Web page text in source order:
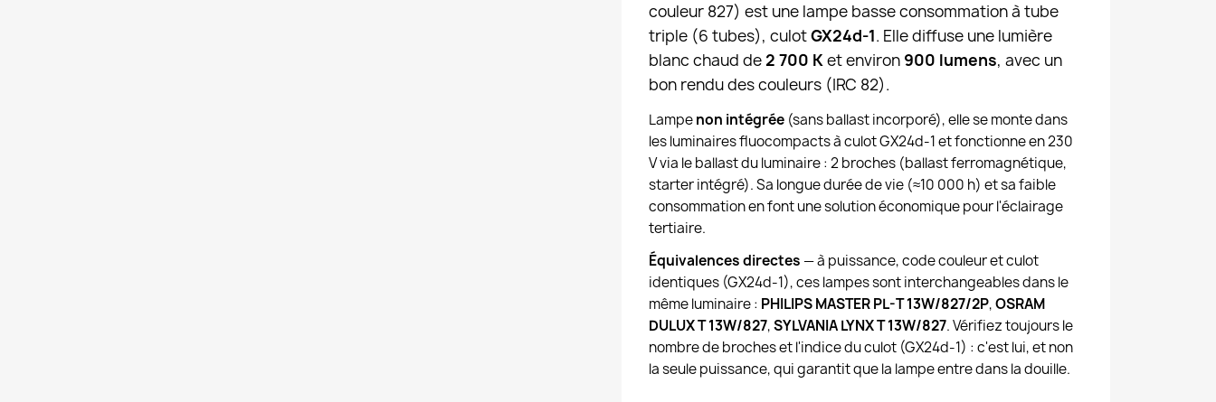
couleur 827) est une lampe basse consommation à tube
triple (6 tubes), culotGX24d-1. Elle diffuse une lumière
blanc chaud de 2 700 Ket environ 900 lumens, avec un
bon rendu des couleurs (IRC 82).
Lampenon intégrée (sans ballast incorporé), elle se monte dans
les luminaires fluocompacts à culot GX24d-1 et fonctionne en 230
V via le ballast du luminaire : 2 broches (ballast ferromagnétique,
starter intégré). Sa longue durée de vie (≈10 000 h) et sa faible
consommation en font une solution économique pour l'éclairage
tertiaire.
Équivalences directes — à puissance, code couleur et culot
identiques (GX24d-1), ces lampes sont interchangeables dans le
même luminaire : PHILIPS MASTER PL-T 13W/827/2P,OSRAM
DULUX T 13W/827,SYLVANIA LYNX T 13W/827. Vérifiez toujours le
nombre de broches et l'indice du culot (GX24d-1) : c'est lui, et non
la seule puissance, qui garantit que la lampe entre dans la douille.